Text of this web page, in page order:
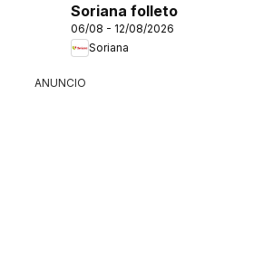
Soriana folleto
06/08 - 12/08/2026
Soriana
ANUNCIO